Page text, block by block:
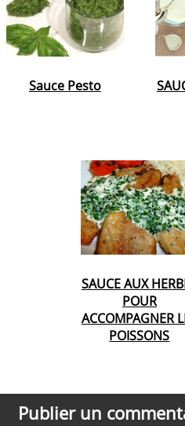
Sauce Pesto
SAUCE AUX
POUR
ACCOMPAGNER
POISSONS
Publier un